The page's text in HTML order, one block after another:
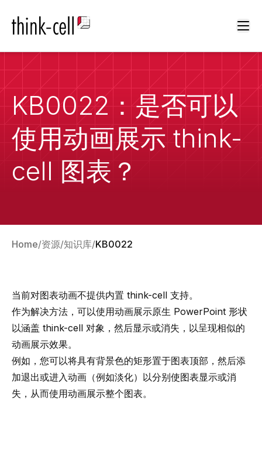
KB0022：是否可以
使用动画展示 think-
cell 图表？
Home 资源 知识库 KB0022
当前对图表动画不提供内置 think-cell 支持。
作为解决方法，可以使用动画展示原生 PowerPoint 形状
以涵盖 think-cell 对象，然后显示或消失，以呈现相似的
动画展示效果。
例如，您可以将具有背景色的矩形置于图表顶部，然后添
加退出或进入动画（例如淡化）以分别使图表显示或消
失，从而使用动画展示整个图表。